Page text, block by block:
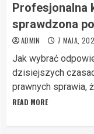
Profesjonalna
sprawdzona
ADMIN 7 MAJA,
Jak wybrać
dzisiejszych
prawnych sprawia,
READ MORE